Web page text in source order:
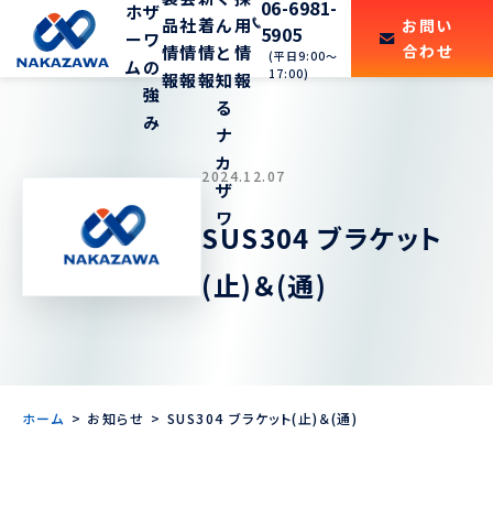
ホ
ー
ム
ザ
ワ
の
強
み
品
情
報
社
情
報
着
情
報
ん
と
知
る
ナ
カ
ザ
ワ
用
情
報
06-6981-
5905
(平日9:00〜
17:00)
お問い
合わせ
2024.12.07
SUS304 ブラケット
(止)＆(通)
ホーム お知らせ SUS304 ブラケット(止)＆(通)